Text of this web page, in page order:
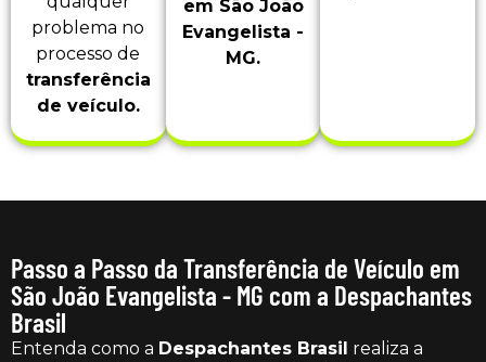
problema no
processo de
transferência
de veículo.
em São João
Evangelista -
MG.
Passo a Passo da Transferência de Veículo em
São João Evangelista - MG com a Despachantes
Brasil
Entenda como a Despachantes Brasil realiza a